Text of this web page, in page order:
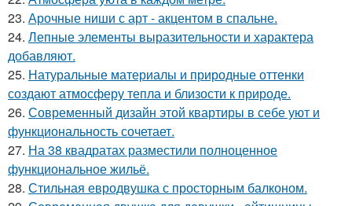
23. Арочные ниши с арт - акцентом в спальне.
24. Лепные элементы выразительности и характера
добавляют.
25. Натуральные материалы и природные оттенки
создают атмосферу тепла и близости к природе.
26. Современный дизайн этой квартиры в себе уют и
функциональность сочетает.
27. На 38 квадратах разместили полноценное
функциональное жильё.
28. Стильная евродвушка с просторным балконом.